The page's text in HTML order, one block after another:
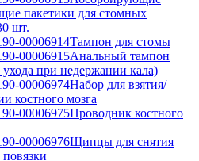
пакетики для стомных
шт.
00006914Тампон для стомы
00006915Анальный тампон
ухода при недержании кала)
00006974Набор для взятия/
костного мозга
00006975Проводник костного
00006976Щипцы для снятия